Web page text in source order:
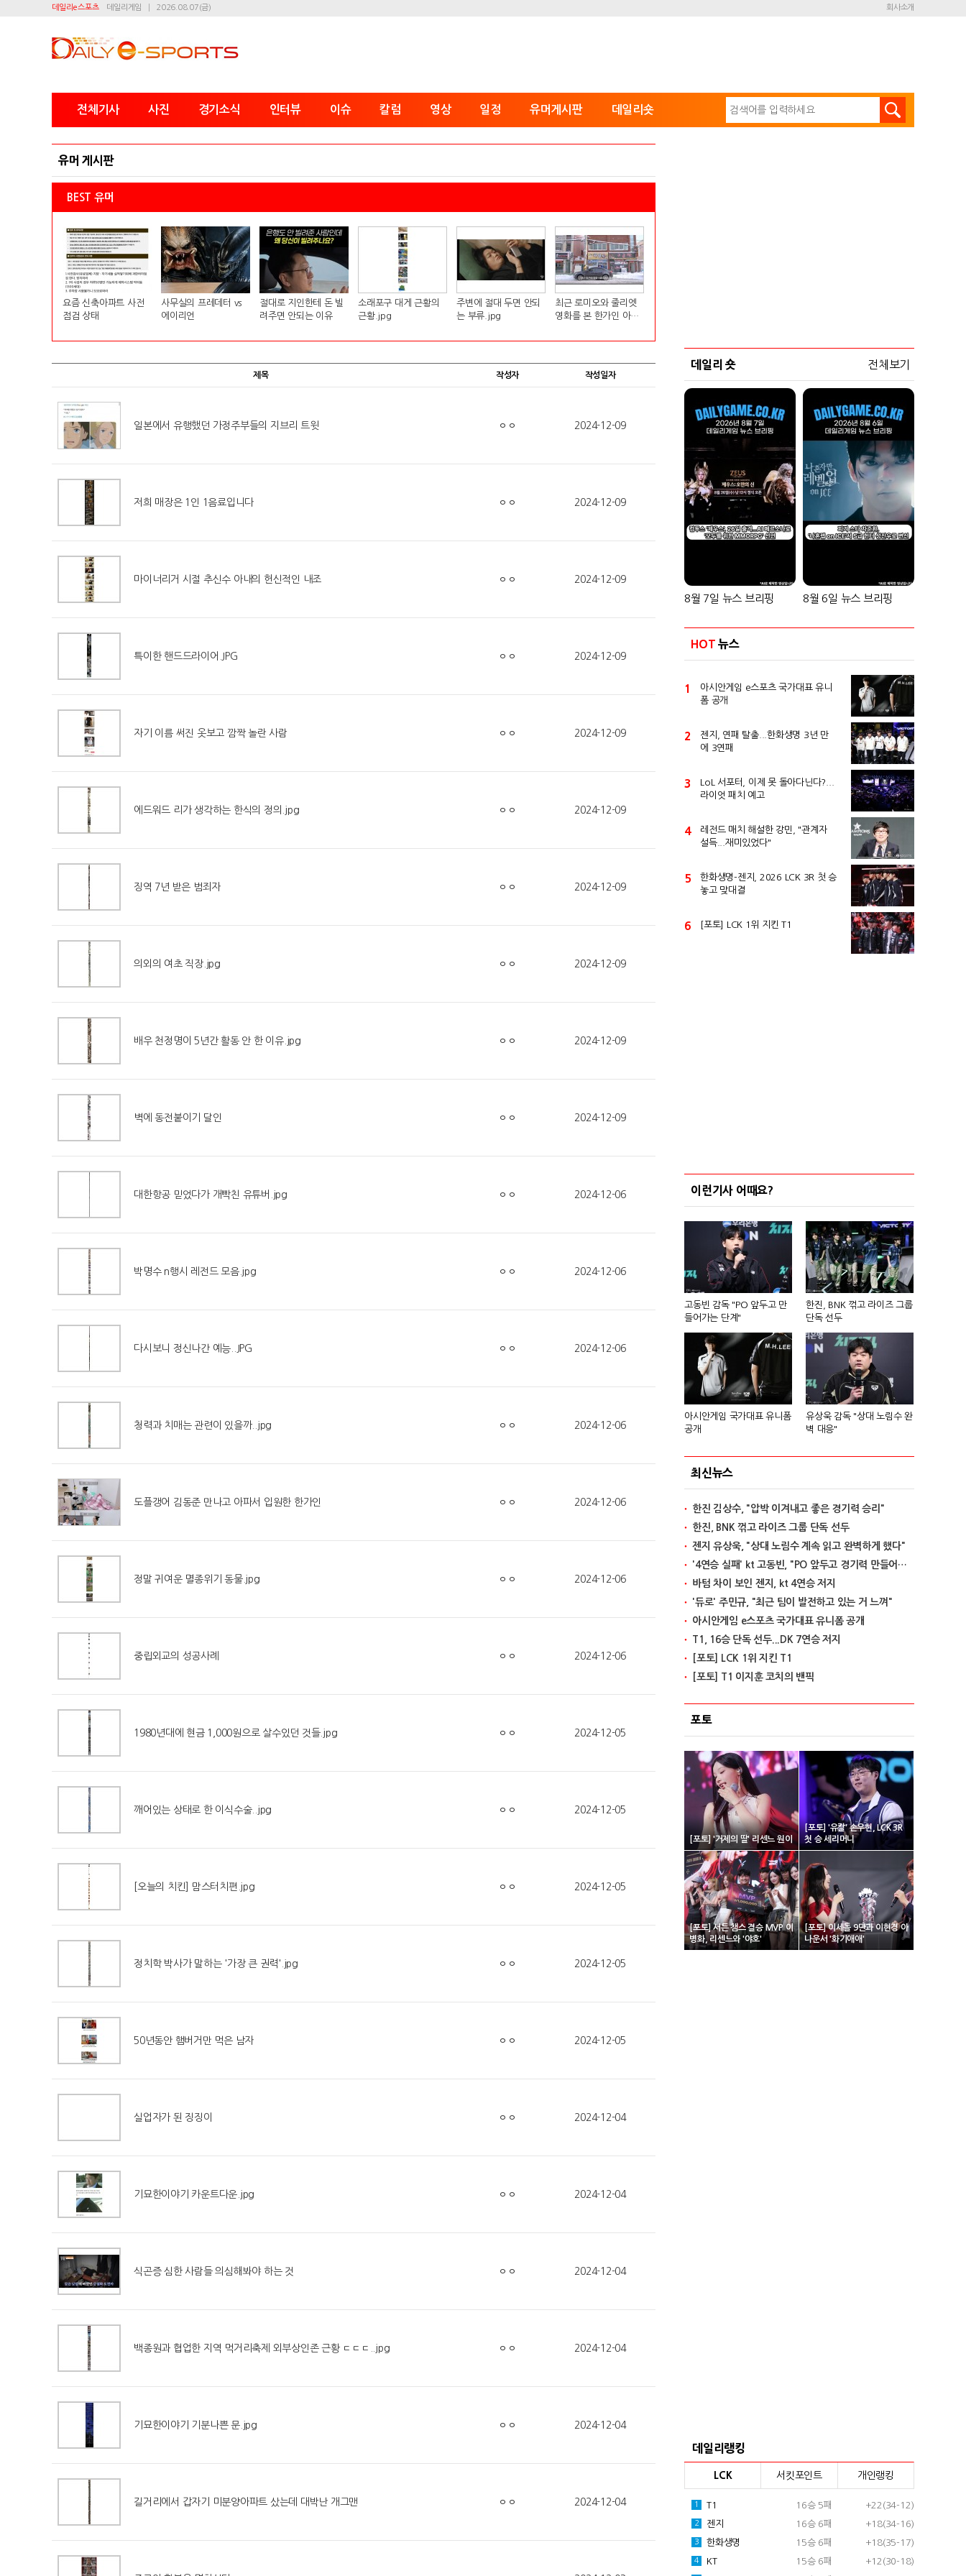
데일리e스포츠 데일리게임 2026.08.07(금) 회사소개
전체기사 사진 경기소식 인터뷰 이슈 칼럼 영상 일정 유머게시판 데일리숏
유머 게시판
BEST 유머
요즘 신축아파트 사전
점검 상태
사무실의 프레데터 vs
에이리언
절대로 지인한테 돈 빌
려주면 안되는 이유
소래포구 대게 근황의
근황.jpg
주변에 절대 두면 안되
는 부류.jpg
최근 로미오와 줄리엣
영화를 본 한가인 아들
제목 작성자 작성일자
일본에서 유행했던 가정주부들의 지브리 트윗 ㅇㅇ 2024-12-09
저희 매장은 1인 1음료입니다 ㅇㅇ 2024-12-09
마이너리거 시절 추신수 아내의 헌신적인 내조 ㅇㅇ 2024-12-09
특이한 핸드드라이어.JPG ㅇㅇ 2024-12-09
자기 이름 써진 옷보고 깜짝 놀란 사람 ㅇㅇ 2024-12-09
에드워드 리가 생각하는 한식의 정의.jpg ㅇㅇ 2024-12-09
징역 7년 받은 범죄자 ㅇㅇ 2024-12-09
의외의 여초 직장.jpg ㅇㅇ 2024-12-09
배우 천정명이 5년간 활동 안 한 이유.jpg ㅇㅇ 2024-12-09
벽에 동전붙이기 달인 ㅇㅇ 2024-12-09
대한항공 믿었다가 개빡친 유튜버.jpg ㅇㅇ 2024-12-06
박명수 n행시 레전드 모음.jpg ㅇㅇ 2024-12-06
다시보니 정신나간 예능..JPG ㅇㅇ 2024-12-06
청력과 치매는 관련이 있을까..jpg ㅇㅇ 2024-12-06
도플갱어 김동준 만나고 아파서 입원한 한가인 ㅇㅇ 2024-12-06
정말 귀여운 멸종위기 동물.jpg ㅇㅇ 2024-12-06
중립외교의 성공사례 ㅇㅇ 2024-12-06
1980년대에 현금 1,000원으로 살수있던 것들.jpg ㅇㅇ 2024-12-05
깨어있는 상태로 한 이식수술..jpg ㅇㅇ 2024-12-05
[오늘의 치킨] 맘스터치편.jpg ㅇㅇ 2024-12-05
정치학 박사가 말하는 '가장 큰 권력'.jpg ㅇㅇ 2024-12-05
50년동안 햄버거만 먹은 남자 ㅇㅇ 2024-12-05
실업자가 된 징징이 ㅇㅇ 2024-12-04
기묘한이야기 카운트다운.jpg ㅇㅇ 2024-12-04
식곤증 심한 사람들 의심해봐야 하는 것 ㅇㅇ 2024-12-04
백종원과 협업한 지역 먹거리축제 외부상인존 근황 ㄷㄷㄷ..jpg ㅇㅇ 2024-12-04
기묘한이야기 기분나쁜 문.jpg ㅇㅇ 2024-12-04
길거리에서 갑자기 미분양아파트 샀는데 대박난 개그맨 ㅇㅇ 2024-12-04
데일리 숏 전체보기
8월 7일 뉴스 브리핑 8월 6일 뉴스 브리핑
HOT 뉴스
1
아시안게임 e스포츠 국가대표 유니
폼 공개
2
젠지, 연패 탈출...한화생명 3년 만
에 3연패
3
LoL 서포터, 이제 못 돌아다닌다?...
라이엇 패치 예고
4
레전드 매치 해설한 강민, "관계자
설득...재미있었다"
5
한화생명-젠지, 2026 LCK 3R 첫 승
놓고 맞대결
6 [포토] LCK 1위 지킨 T1
이런기사 어때요?
고동빈 감독 "PO 앞두고 만
들어가는 단계"
한진, BNK 꺾고 라이즈 그룹
단독 선두
아시안게임 국가대표 유니폼
공개
유상욱 감독 "상대 노림수 완
벽 대응"
최신뉴스
한진 김상수, "압박 이겨내고 좋은 경기력 승리"
한진, BNK 꺾고 라이즈 그룹 단독 선두
젠지 유상욱, "상대 노림수 계속 읽고 완벽하게 했다"
'4연승 실패' kt 고동빈, "PO 앞두고 경기력 만들어가는 단계"
바텀 차이 보인 젠지, kt 4연승 저지
'듀로' 주민규, "최근 팀이 발전하고 있는 거 느껴"
아시안게임 e스포츠 국가대표 유니폼 공개
T1, 16승 단독 선두...DK 7연승 저지
[포토] LCK 1위 지킨 T1
[포토] T1 이지훈 코치의 밴픽
포토
[포토] '거제의 딸' 리센느 원이
[포토] '유칼' 손우현, LCK 3R
첫 승 세리머니
[포토] 서든 챔스 결승 MVP 이
병화, 리센느와 '야호'
[포토] 이세돌 9단과 이현경 아
나운서 '화기애애'
데일리랭킹
LCK 서킷포인트 개인랭킹
1 T1 16승 5패 +22(34-12)
2 젠지 16승 6패 +18(34-16)
3 한화생명 15승 6패 +18(35-17)
4 KT 15승 6패 +12(30-18)